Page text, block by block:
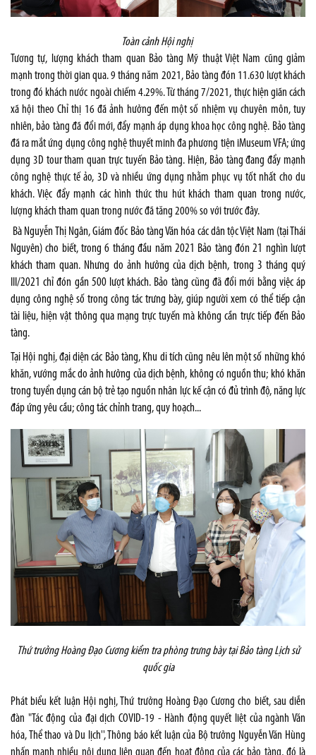
Toàn cảnh Hội nghị
Tương tự, lượng khách tham quan Bảo tàng Mỹ thuật Việt Nam cũng giảm
mạnh trong thời gian qua. 9 tháng năm 2021, Bảo tàng đón 11.630 lượt khách
trong đó khách nước ngoài chiếm 4.29%. Từ tháng 7/2021, thực hiện giãn cách
xã hội theo Chỉ thị 16 đã ảnh hưởng đến một số nhiệm vụ chuyên môn, tuy
nhiên, bảo tàng đã đổi mới, đẩy mạnh áp dụng khoa học công nghệ. Bảo tàng
đã ra mắt ứng dụng công nghệ thuyết minh đa phương tiện iMuseum VFA; ứng
dụng 3D tour tham quan trực tuyến Bảo tàng. Hiện, Bảo tàng đang đẩy mạnh
công nghệ thực tế ảo, 3D và nhiều ứng dụng nhằm phục vụ tốt nhất cho du
khách. Việc đẩy mạnh các hình thức thu hút khách tham quan trong nước,
lượng khách tham quan trong nước đã tăng 200% so với trước đây.
Bà Nguyễn Thị Ngân, Giám đốc Bảo tàng Văn hóa các dân tộc Việt Nam (tại Thái
Nguyên) cho biết, trong 6 tháng đầu năm 2021 Bảo tàng đón 21 nghìn lượt
khách tham quan. Nhưng do ảnh hưởng của dịch bệnh, trong 3 tháng quý
III/2021 chỉ đón gần 500 lượt khách. Bảo tàng cũng đã đổi mới bằng việc áp
dụng công nghệ số trong công tác trưng bày, giúp người xem có thể tiếp cận
tài liệu, hiện vật thông qua mạng trực tuyến mà không cần trực tiếp đến Bảo
tàng.
Tại Hội nghị, đại diện các Bảo tàng, Khu di tích cũng nêu lên một số những khó
khăn, vướng mắc do ảnh hưởng của dịch bệnh, không có nguồn thu; khó khăn
trong tuyển dụng cán bộ trẻ tạo nguồn nhân lực kế cận có đủ trình độ, năng lực
đáp ứng yêu cầu; công tác chỉnh trang, quy hoạch...
Thứ trưởng Hoàng Đạo Cương kiểm tra phòng trưng bày tại Bảo tàng Lịch sử
quốc gia
Phát biểu kết luận Hội nghị, Thứ trưởng Hoàng Đạo Cương cho biết, sau diễn
đàn "Tác động của đại dịch COVID-19 - Hành động quyết liệt của ngành Văn
hóa, Thể thao và Du lịch'', Thông báo kết luận của Bộ trưởng Nguyễn Văn Hùng
nhấn mạnh nhiều nội dung liên quan đến hoạt động của các bảo tàng, đó là